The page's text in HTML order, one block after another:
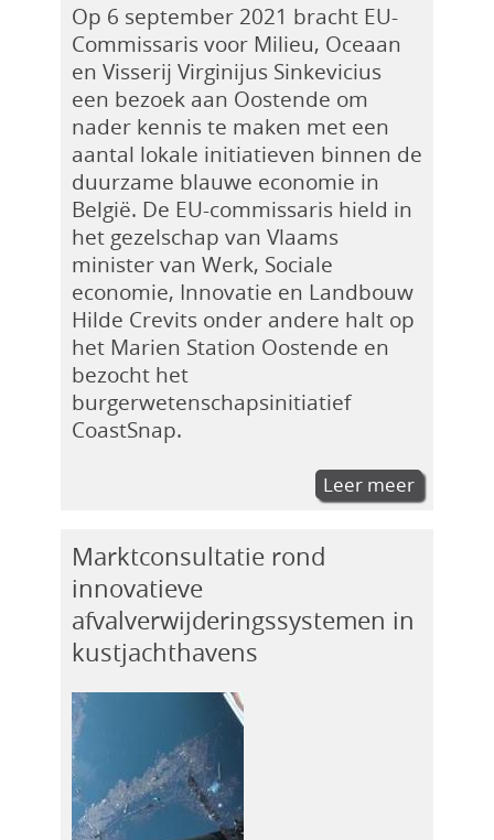
Op 6 september 2021 bracht EU-
Commissaris voor Milieu, Oceaan
en Visserij Virginijus Sinkevicius
een bezoek aan Oostende om
nader kennis te maken met een
aantal lokale initiatieven binnen de
duurzame blauwe economie in
België. De EU-commissaris hield in
het gezelschap van Vlaams
minister van Werk, Sociale
economie, Innovatie en Landbouw
Hilde Crevits onder andere halt op
het Marien Station Oostende en
bezocht het
burgerwetenschapsinitiatief
CoastSnap.
Leer meer
Marktconsultatie rond
innovatieve
afvalverwijderingssystemen in
kustjachthavens